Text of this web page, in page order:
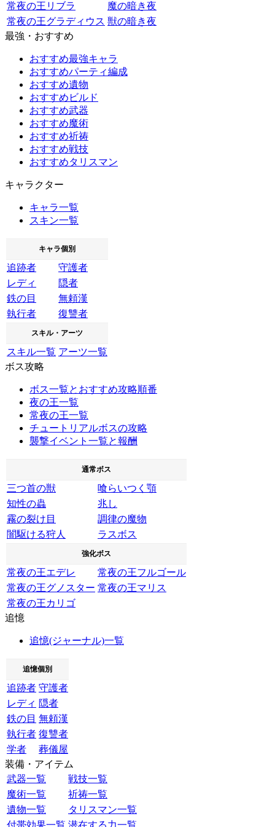
常夜の王リブラ
魔の暗き夜
常夜の王グラディウス 獣の暗き夜
最強・おすすめ
おすすめ最強キャラ
おすすめパーティ編成
おすすめ遺物
おすすめビルド
おすすめ武器
おすすめ魔術
おすすめ祈祷
おすすめ戦技
おすすめタリスマン
キャラクター
キャラ一覧
スキン一覧
キャラ個別
追跡者
守護者
レディ
隠者
鉄の目
無頼漢
執行者
復讐者
スキル・アーツ
スキル一覧 アーツ一覧
ボス攻略
ボス一覧とおすすめ攻略順番
夜の王一覧
常夜の王一覧
チュートリアルボスの攻略
襲撃イベント一覧と報酬
通常ボス
三つ首の獣
喰らいつく顎
知性の蟲
兆し
霧の裂け目
調律の魔物
闇駆ける狩人
ラスボス
強化ボス
常夜の王エデレ
常夜の王フルゴール
常夜の王グノスター 常夜の王マリス
常夜の王カリゴ
追憶
追憶(ジャーナル)一覧
追憶個別
追跡者 守護者
レディ 隠者
鉄の目 無頼漢
執行者 復讐者
学者
葬儀屋
装備・アイテム
武器一覧
戦技一覧
魔術一覧
祈祷一覧
遺物一覧
タリスマン一覧
付帯効果一覧 潜在する力一覧